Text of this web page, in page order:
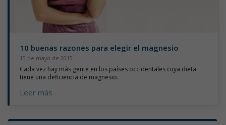
10 buenas razones para elegir el magnesio
15 de mayo de 2015
Cada vez hay más gente en los países occidentales cuya dieta
tiene una deficiencia de magnesio.
Leer más